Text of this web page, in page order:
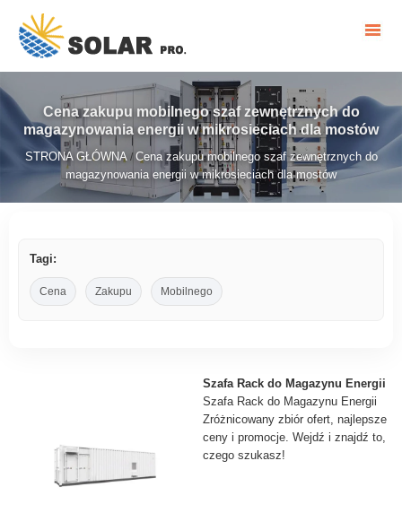
Cena zakupu mobilnego szaf zewnętrznych do
magazynowania energii w mikrosieciach dla mostów
STRONA GŁÓWNA/ Cena zakupu mobilnego szaf zewnętrznych do
magazynowania energii w mikrosieciach dla mostów
Tagi:
Cena Zakupu Mobilnego
Szafa Rack do Magazynu Energii
Szafa Rack do Magazynu Energii
Zróżnicowany zbiór ofert, najlepsze
ceny i promocje. Wejdź i znajdź to,
czego szukasz!